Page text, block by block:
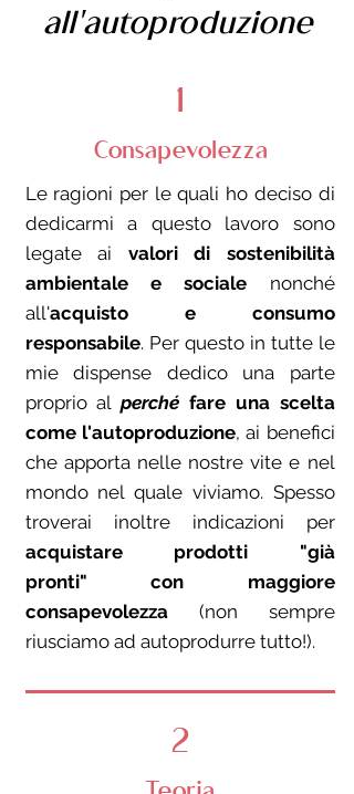
all'autoproduzione
1
Consapevolezza
Le ragioni per le quali ho deciso di
dedicarmi a questo lavoro sono
legate ai valori di sostenibilità
ambientale e sociale nonché
all'acquisto e consumo
responsabile. Per questo in tutte le
mie dispense dedico una parte
proprio alperché fare una scelta
come l'autoproduzione, ai benefici
che apporta nelle nostre vite e nel
mondo nel quale viviamo. Spesso
troverai inoltre indicazioni per
acquistare prodotti "già
pronti" con maggiore
consapevolezza(non sempre
riusciamo ad autoprodurre tutto!).
2